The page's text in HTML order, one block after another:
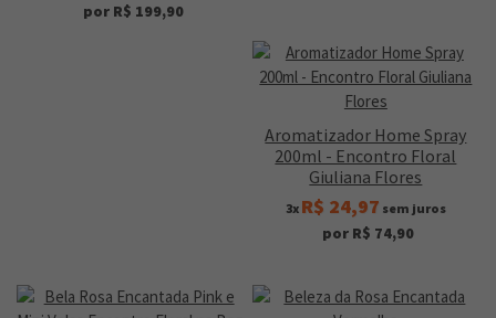
por R$ 199,90
Aromatizador Home Spray
200ml - Encontro Floral
Giuliana Flores
3x R$ 24,97 sem juros
por R$ 74,90